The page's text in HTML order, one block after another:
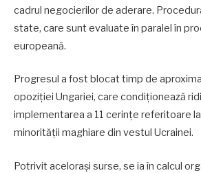
cadrul negocierilor de aderare.
state, care sunt evaluate în paralel în
europeană.
Progresul a fost blocat timp de
opoziției Ungariei, care condiționează
implementarea a 11 cerințe referitoare
minorității maghiare din vestul Ucrainei.
Potrivit acelorași surse, se ia în calcul